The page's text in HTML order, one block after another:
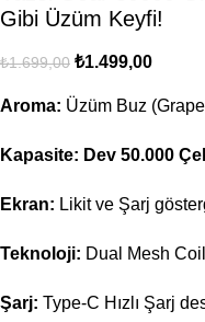
Gibi Üzüm Keyfi!
₺1.699,00 ₺1.499,00
Aroma: Üzüm Buz
Kapasite: Dev 50.000
Ekran: Likit ve Şarj
Teknoloji: Dual Mesh
Şarj: Type-C Hızlı Şarj